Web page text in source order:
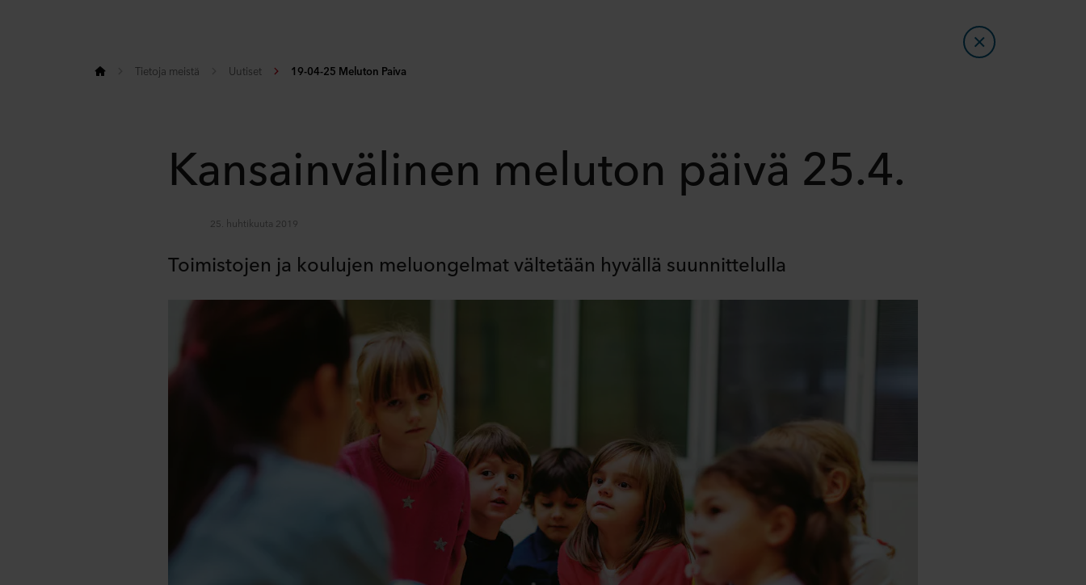
Tietoja meistä Uutiset 19-04-25 Meluton Paiva
Kansainvälinen meluton päivä 25.4.
25. huhtikuuta 2019
Toimistojen ja koulujen meluongelmat vältetään hyvällä suunnittelulla